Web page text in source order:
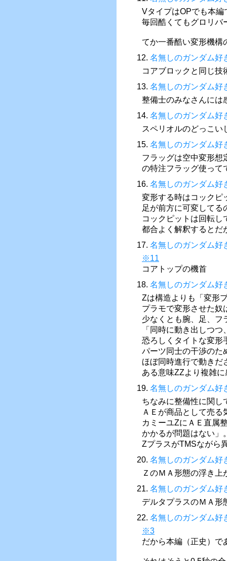
VタイプはOPでも本
毎回酷くてもグロリバ
てか一番酷い変形機構
12. 名無しのガンダム好
コアブロックと同じ技
13. 名無しのガンダム好
整備士のみなさんには
14. 名無しのガンダム好
スペリオルのどっこい
15. 名無しのガンダム好
フラッグは空中変形想
の特注フラッグ使って
16. 名無しのガンダム好
変形する時はコックピ
足が前方に可変してる
コックピットは回転し
都合よく解釈すると
17. 名無しのガンダム好
※11
コアトップの機首
18. 名無しのガンダム好
Ζは構造よりも「変形
プラモで変形させた奴
少なくとも腕、足、フ
「同時に動き出しつ
恐ろしくタイトな変形
パーツ同士の干渉のた
ほぼ同時進行で動きだ
ある意味ΖΖより複雑
19. 名無しのガンダム好
ちなみに整備性に関し
ＡＥが商品として売る
カミーユΖにＡＥ直属
かかるが問題はない」
ΖプラスがTMSながら
20. 名無しのガンダム好
ＺのＭＡ形態の浮き
21. 名無しのガンダム好
デルタプラスのＭＡ形
22. 名無しのガンダム好
※3
だから本編（正史）で